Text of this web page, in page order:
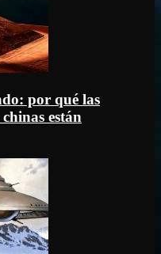
por qué las
están